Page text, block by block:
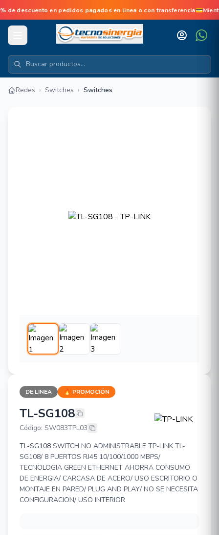
de descuento en pedidos pagados en linea o con
Redes › Switches › Switches
DE LINEA 🔥 PROMOCIÓN
TP-LINK TL-SG108
TL-SG108
Código: SW083TPL03
TL-SG108 SWITCH NO ADMINISTRABLE TP-LINK TL-
SG108/ 8 PUERTOS RJ45 10/100/1000 MBPS/
TECNOLOGIA GREEN ETHERNET AHORRA CONSUMO
DE ENERGIA/ CARCASA DE ACERO/ USO ESCRITORIO O
MONTAJE EN PARED/ PLUG AND PLAY/ NO SE NECESITA
CONFIGURACION/ USO INTERIOR